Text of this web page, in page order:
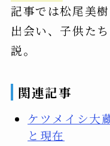
記事では松尾美
出会い、子供た
説。
関連記事
ケツメイシ大
と現在